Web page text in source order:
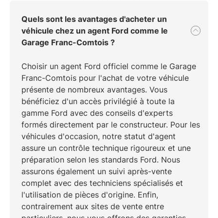
Quels sont les avantages d'acheter un
véhicule chez un agent Ford comme le
Garage Franc-Comtois ?
Choisir un agent Ford officiel comme le Garage
Franc-Comtois pour l'achat de votre véhicule
présente de nombreux avantages. Vous
bénéficiez d'un accès privilégié à toute la
gamme Ford avec des conseils d'experts
formés directement par le constructeur. Pour les
véhicules d'occasion, notre statut d'agent
assure un contrôle technique rigoureux et une
préparation selon les standards Ford. Nous
assurons également un suivi après-vente
complet avec des techniciens spécialisés et
l'utilisation de pièces d'origine. Enfin,
contrairement aux sites de vente entre